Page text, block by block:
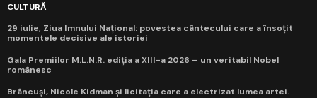
CULTURĂ
29 iulie, Ziua Imnului Național: povestea cântecului care a însoțit
momentele decisive ale istoriei
Gala Premiilor M.L.N.R. ediția a XIII-a 2026 – un veritabil Nobel
românesc
Brâncuși, Nicole Kidman și licitația care a electrizat lumea artei.